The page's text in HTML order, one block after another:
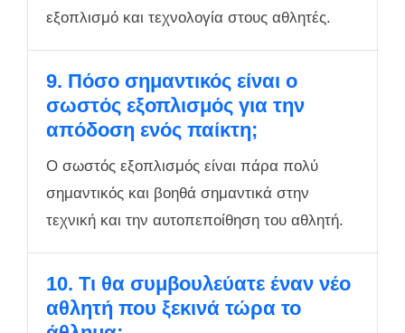
εξοπλισμό και τεχνολογία στους αθλητές.
9. Πόσο σημαντικός είναι ο
σωστός εξοπλισμός για την
απόδοση ενός παίκτη;
Ο σωστός εξοπλισμός είναι πάρα πολύ
σημαντικός και βοηθά σημαντικά στην
τεχνική και την αυτοπεποίθηση του αθλητή.
10. Τι θα συμβουλεύατε έναν νέο
αθλητή που ξεκινά τώρα το